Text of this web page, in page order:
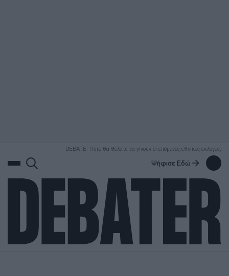
DEBATE: Πότε θα θέλατε να γίνουν οι επόμενες εθνικές εκλογές;
Ψήφισε Εδώ